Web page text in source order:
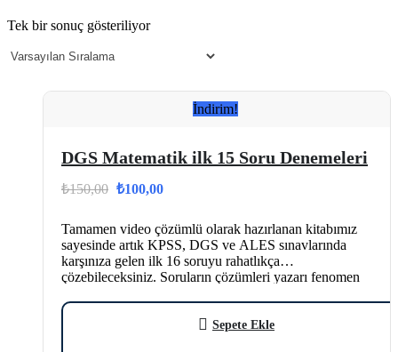
Tek bir sonuç gösteriliyor
İndirim!
DGS Matematik ilk 15 Soru Denemeleri
₺150,00 Orijinal
₺100,00Şu
₺100,00.
Tamamen video çözümlü olarak hazırlanan kitabımız
sayesinde artık KPSS, DGS ve ALES sınavlarında
karşınıza gelen ilk 16 soruyu rahatlıkça
çözebileceksiniz. Soruların çözümleri yazarı fenomen
Sepete Ekle